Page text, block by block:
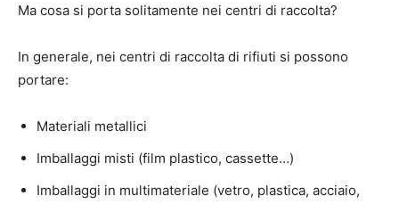
Ma cosa si porta solitamente nei centri di raccolta?
In generale, nei centri di raccolta di rifiuti si possono
portare:
Materiali metallici
Imballaggi misti (film plastico, cassette…)
Imballaggi in multimateriale (vetro, plastica, acciaio,